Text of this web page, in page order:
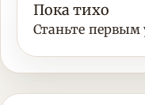
Пока тихо
Станьте первым